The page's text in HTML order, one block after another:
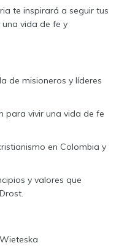
te inspirará a seguir tus
una vida de fe y
de misioneros y líderes
para vivir una vida de fe
en Colombia y
y valores que